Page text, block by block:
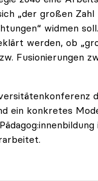
„der großen
widmen
werden, ob
Fusionierungen
ein konkretes
an den